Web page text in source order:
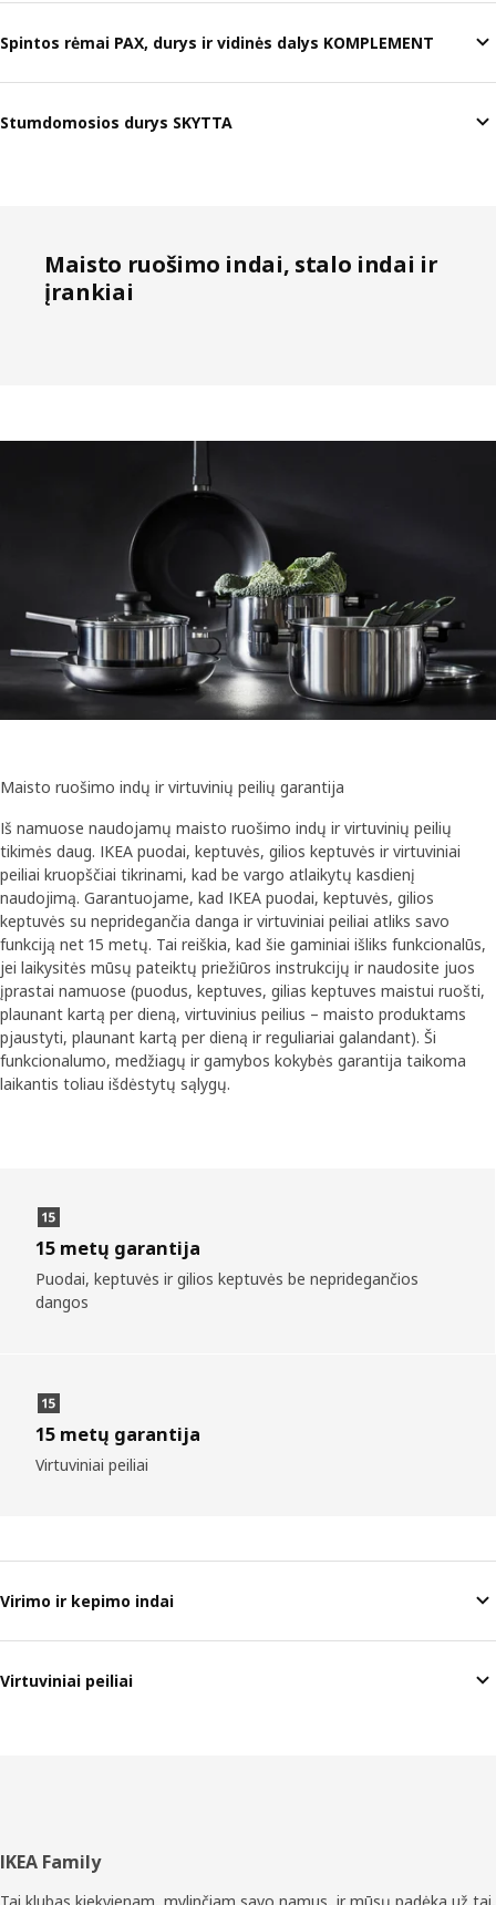
Spintos rėmai PAX, durys ir vidinės dalys KOMPLEMENT
Stumdomosios durys SKYTTA
Maisto ruošimo indai, stalo indai ir
įrankiai
Maisto ruošimo indų ir virtuvinių peilių garantija
Iš namuose naudojamų maisto ruošimo indų ir virtuvinių peilių
tikimės daug. IKEA puodai, keptuvės, gilios keptuvės ir virtuviniai
peiliai kruopščiai tikrinami, kad be vargo atlaikytų kasdienį
naudojimą. Garantuojame, kad IKEA puodai, keptuvės, gilios
keptuvės su nepridegančia danga ir virtuviniai peiliai atliks savo
funkciją net 15 metų. Tai reiškia, kad šie gaminiai išliks funkcionalūs,
jei laikysitės mūsų pateiktų priežiūros instrukcijų ir naudosite juos
įprastai namuose (puodus, keptuves, gilias keptuves maistui ruošti,
plaunant kartą per dieną, virtuvinius peilius – maisto produktams
pjaustyti, plaunant kartą per dieną ir reguliariai galandant). Ši
funkcionalumo, medžiagų ir gamybos kokybės garantija taikoma
laikantis toliau išdėstytų sąlygų.
15 metų garantija
Puodai, keptuvės ir gilios keptuvės be nepridegančios
dangos
15 metų garantija
Virtuviniai peiliai
Virimo ir kepimo indai
Virtuviniai peiliai
Poraštė
IKEA Family
Tai klubas kiekvienam, mylinčiam savo namus, ir mūsų padėka už tai,